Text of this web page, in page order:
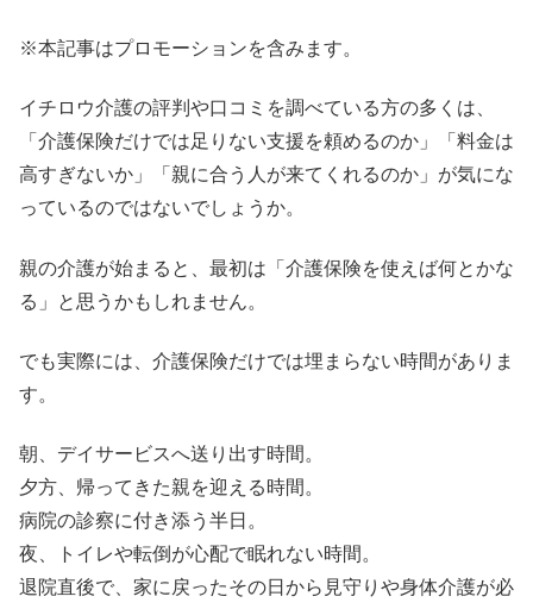
※本記事はプロモーションを含みます。
イチロウ介護の評判や口コミを調べている方の多くは、
「介護保険だけでは足りない支援を頼めるのか」「料金は
高すぎないか」「親に合う人が来てくれるのか」が気にな
っているのではないでしょうか。
親の介護が始まると、最初は「介護保険を使えば何とかな
る」と思うかもしれません。
でも実際には、介護保険だけでは埋まらない時間がありま
す。
朝、デイサービスへ送り出す時間。
夕方、帰ってきた親を迎える時間。
病院の診察に付き添う半日。
夜、トイレや転倒が心配で眠れない時間。
退院直後で、家に戻ったその日から見守りや身体介護が必